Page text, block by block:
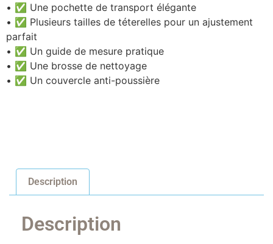
• ✅ Une pochette de transport élégante
• ✅ Plusieurs tailles de téterelles pour un ajustement
parfait
• ✅ Un guide de mesure pratique
• ✅ Une brosse de nettoyage
• ✅ Un couvercle anti-poussière
Description
Description